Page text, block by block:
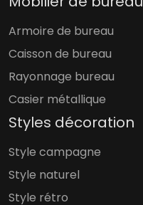
Armoire de bureau
Caisson de bureau
Rayonnage bureau
Casier métallique
Styles décoration
Style campagne
Style naturel
Style rétro